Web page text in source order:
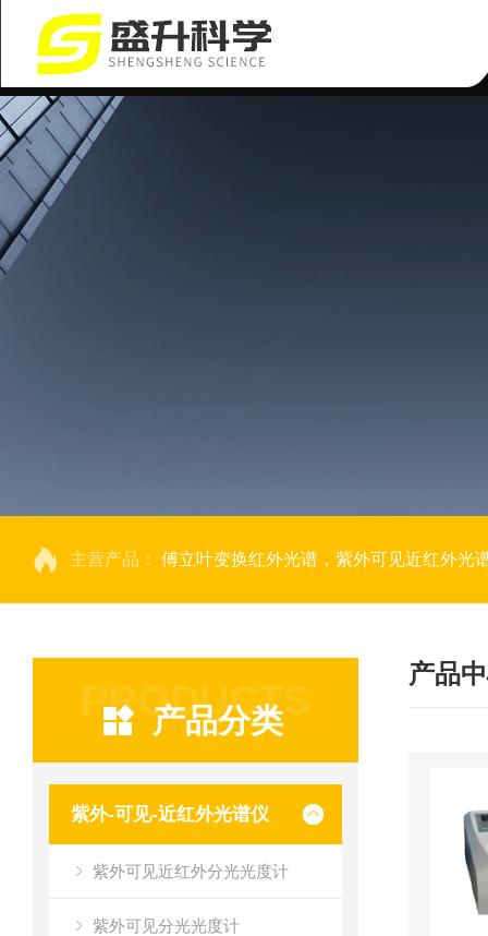
主营产品： 傅立叶变换红外光谱，紫外可见近红外光谱仪
PRODUCTS
产品分类
紫外-可见-近红外光谱仪
紫外可见近红外分光光度计
紫外可见分光光度计
产品